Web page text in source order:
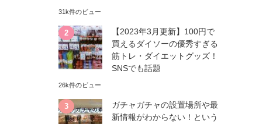
31k件のビュー
【2023年3月更新】100円で
買えるダイソーの優秀すぎる
筋トレ・ダイエットグッズ！
SNSでも話題
26k件のビュー
ガチャガチャの設置場所や最
新情報がわからない！という